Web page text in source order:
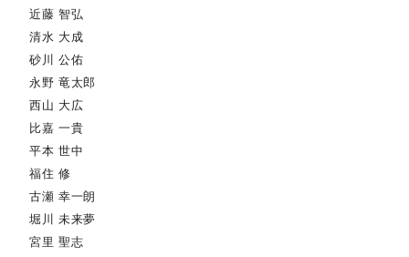
近藤 智弘
清水 大成
砂川 公佑
永野 竜太郎
西山 大広
比嘉 一貴
平本 世中
福住 修
古瀬 幸一朗
堀川 未来夢
宮里 聖志